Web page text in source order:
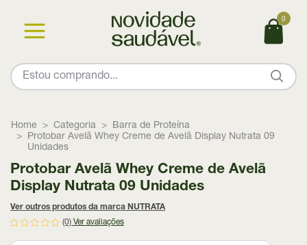
0
Home Categoria
Barra de Proteína
Protobar Avelã Whey Creme de Avelã Display Nutrata 09
Unidades
Protobar Avelã Whey Creme de Avelã
Display Nutrata 09 Unidades
Ver outros produtos da marca NUTRATA
(0) Ver avaliações